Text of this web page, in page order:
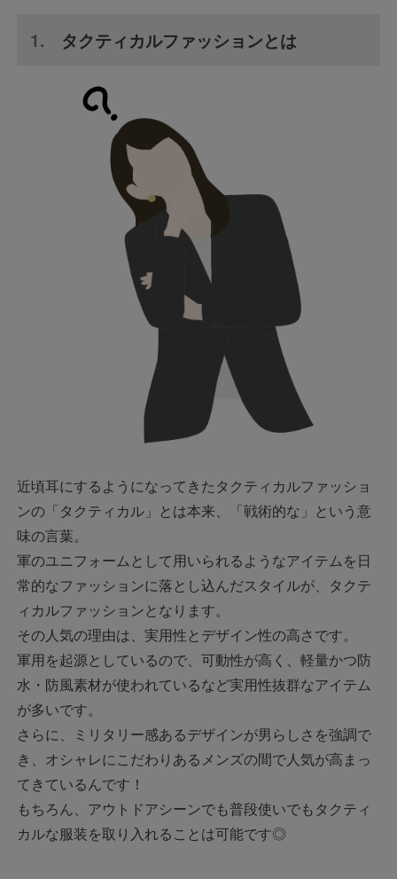
タクティカルファッションとは
近頃耳にするようになってきたタクティカルファッショ
ンの「タクティカル」とは本来、「戦術的な」という意
味の言葉。
軍のユニフォームとして用いられるようなアイテムを日
常的なファッションに落とし込んだスタイルが、タクテ
ィカルファッションとなります。
その人気の理由は、実用性とデザイン性の高さです。
軍用を起源としているので、可動性が高く、軽量かつ防
水・防風素材が使われているなど実用性抜群なアイテム
が多いです。
さらに、ミリタリー感あるデザインが男らしさを強調で
き、オシャレにこだわりあるメンズの間で人気が高まっ
てきているんです！
もちろん、アウトドアシーンでも普段使いでもタクティ
カルな服装を取り入れることは可能です◎